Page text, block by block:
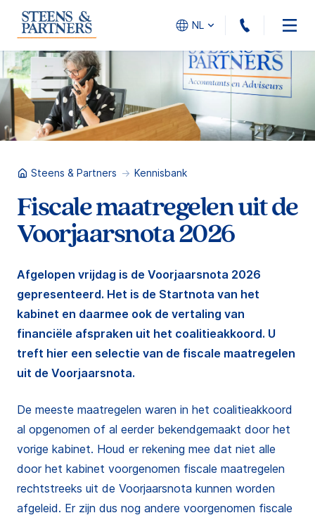
NL 010 -
Steens & Partners Kennisbank
Fiscale maatregelen uit de
Voorjaarsnota 2026
Afgelopen vrijdag is de Voorjaarsnota 2026
gepresenteerd. Het is de Startnota van het
kabinet en daarmee ook de vertaling van
financiële afspraken uit het coalitieakkoord. U
treft hier een selectie van de fiscale maatregelen
uit de Voorjaarsnota.
De meeste maatregelen waren in het coalitieakkoord
al opgenomen of al eerder bekendgemaakt door het
vorige kabinet. Houd er rekening mee dat niet alle
door het kabinet voorgenomen fiscale maatregelen
rechtstreeks uit de Voorjaarsnota kunnen worden
afgeleid. Er zijn dus nog andere voorgenomen fiscale